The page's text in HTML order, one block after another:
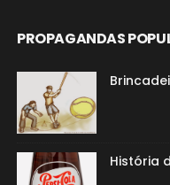
PROPAGANDAS
História